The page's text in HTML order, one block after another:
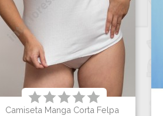
Camiseta Manga Corta Felpa